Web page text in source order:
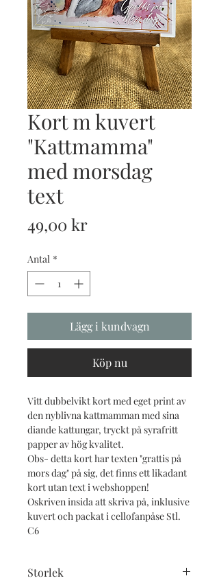
Kort m kuvert
"Kattmamma"
med morsdag
text
49,00 krPris
Antal *
Lägg i kundvagn
Köp nu
Vitt dubbelvikt kort med eget print av
den nyblivna kattmamman med sina
diande kattungar, tryckt på syrafritt
papper av hög kvalitet.
Obs- detta kort har texten "grattis på
mors dag" på sig, det finns ett likadant
kort utan text i webshoppen!
Oskriven insida att skriva på, inklusive
kuvert och packat i cellofanpåse Stl.
C6
Storlek